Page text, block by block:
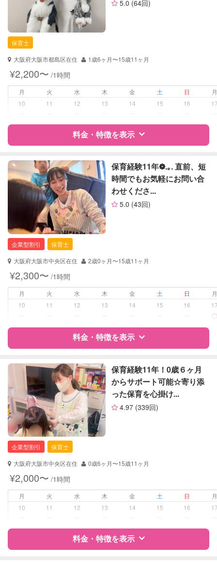
定期予約 可能
お子様の撮影
（定期特典）
自治体届出済ベビーシッター
保育士
幼稚園教諭
対応可能/特徴
送迎サポート
病児対応 病児、病後児、ともに不可
障がい児対応 対応可否は個別に相談
レッスン
スポーツレッスン
絵・工作レッスン
定期予約 可能
お子様の撮影
（定期特典）
対応不可
5.0 (64回)
保育士
大阪府大阪市都島区在住
1歳6ヶ月〜15歳11ヶ月
¥2,200〜 /1時間
月 火 水 木 金 土 日
10
11 12 13 14 15 16
料金・特徴を表示
特徴 料金 レビュー
サポートの特徴
自治体届出済ベビーシッター
保育士
幼稚園教諭
対応可能/特徴
送迎サポート
病児対応 病児、病後児、ともに不可
障がい児対応 対応可否は個別に相談
レッスン
音楽レッスン
絵・工作レッスン
定期予約 お引き受けしていません
お子様の撮影
（定期特典）
対応不可
保育経験11年❁.｡. 直前、短
時間でもお気軽にお問い合
わせくださ...
5.0 (43回)
企業型割引
保育士
大阪府大阪市中央区在住
2歳0ヶ月〜15歳11ヶ月
¥2,300〜 /1時間
月 火 水 木 金 土 日
10
11 12 13 14 15 16
料金・特徴を表示
特徴 料金 レビュー
サポートの特徴
資格
企業型割引対象(旧内閣府補助対象)
自治体届出済ベビーシッター
保育士
夜間対応
お泊まり保育
病児対応 病児、病後児、ともに不可
障がい児対応 対応可否は個別に相談
保育経験11年！0歳６ヶ月
からサポート可能☆寄り添
った保育を心掛け...
4.97 (339回)
企業型割引
保育士
大阪府大阪市中央区在住
0歳6ヶ月〜15歳11ヶ月
¥2,000〜 /1時間
月 火 水 木 金 土 日
10
11 12 13 14 15 16
料金・特徴を表示